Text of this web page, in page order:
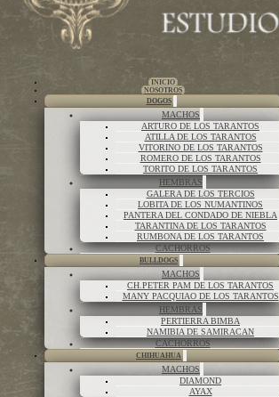
INICIO
NOSOTROS
DOGOS
MACHOS
ARTURO DE LOS TARANTOS
ATILLA DE LOS TARANTOS
VITORINO DE LOS TARANTOS
ROMERO DE LOS TARANTOS
TORITO DE LOS TARANTOS
HEMBRAS
GALERA DE LOS TERCIOS
LOBITA DE LOS NUMANTINOS
PANTERA DEL CONDADO DE NIEBLA
TARANTINA DE LOS TARANTOS
RUMBONA DE LOS TARANTOS
CACHORROS
BULLDOGS
MACHOS
CH.PETER PAM DE LOS TARANTOS
MANY PACQUIAO DE LOS TARANTOS
HEMBRAS
PERTIERRA BIMBA
NAMIBIA DE SAMIRACAN
CACHORROS
CHIHUAHUA
MACHOS
DIAMOND
AYAX